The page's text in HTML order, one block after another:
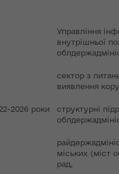
2026 роки
Управління
внутрішньої
сектор з
виявлення
структурні
міських (міст
рад,